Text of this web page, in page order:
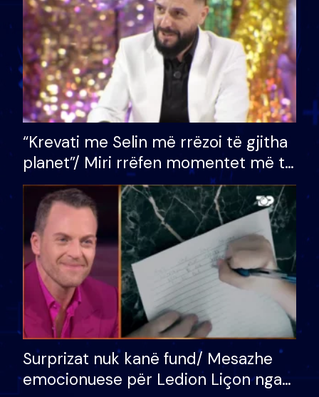
“Krevati me Selin më rrëzoi të gjitha
planet”/ Miri rrëfen momentet më të
bukura në shtëpinë e BB VIP: Do më
mungojë zilja e mëngjesit kur…
Surprizat nuk kanë fund/ Mesazhe
emocionuese për Ledion Liçon nga